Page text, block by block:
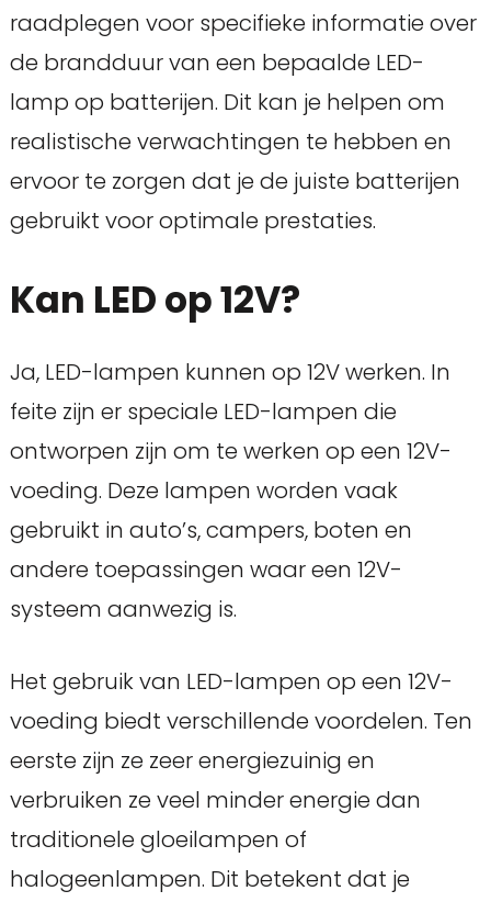
raadplegen voor specifieke informatie over
de brandduur van een bepaalde LED-
lamp op batterijen. Dit kan je helpen om
realistische verwachtingen te hebben en
ervoor te zorgen dat je de juiste batterijen
gebruikt voor optimale prestaties.
Kan LED op 12V?
Ja, LED-lampen kunnen op 12V werken. In
feite zijn er speciale LED-lampen die
ontworpen zijn om te werken op een 12V-
voeding. Deze lampen worden vaak
gebruikt in auto’s, campers, boten en
andere toepassingen waar een 12V-
systeem aanwezig is.
Het gebruik van LED-lampen op een 12V-
voeding biedt verschillende voordelen. Ten
eerste zijn ze zeer energiezuinig en
verbruiken ze veel minder energie dan
traditionele gloeilampen of
halogeenlampen. Dit betekent dat je